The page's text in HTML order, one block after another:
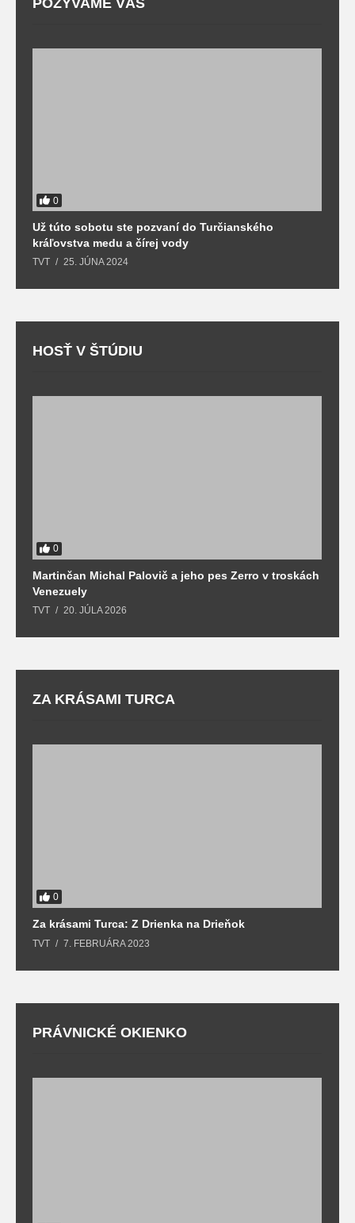
0
Už túto sobotu ste pozvaní do Turčianského
kráľovstva medu a čírej vody
TVT 25. JÚNA 2024
HOSŤ V ŠTÚDIU
0
Martinčan Michal Palovič a jeho pes Zerro v troskách
Venezuely
TVT 20. JÚLA 2026
ZA KRÁSAMI TURCA
0
Za krásami Turca: Z Drienka na Drieňok
TVT 7. FEBRUÁRA 2023
PRÁVNICKÉ OKIENKO